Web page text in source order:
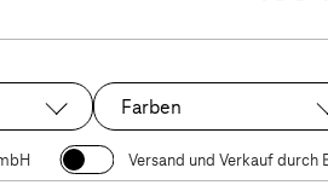
Farben
Versand und Verkauf durch